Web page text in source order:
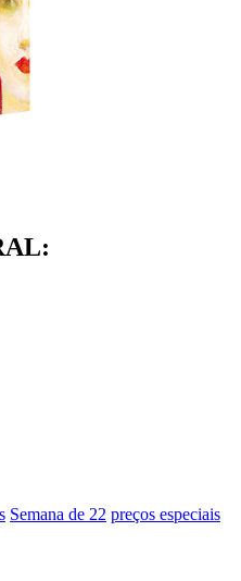
Semana de 22 preços especiais